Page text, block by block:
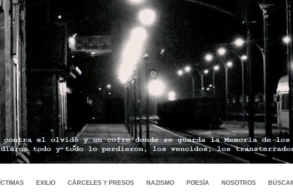
EXILIO CÁRCELES Y PRESOS NAZISMO POESÍA NOSOTROS